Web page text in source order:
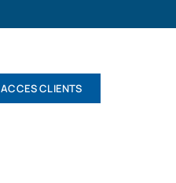
ACCES CLIENTS